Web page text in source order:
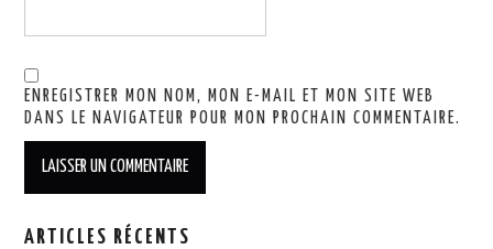
ENREGISTRER MON NOM, MON E-MAIL ET MON SITE WEB
DANS LE NAVIGATEUR POUR MON PROCHAIN COMMENTAIRE.
ARTICLES RÉCENTS